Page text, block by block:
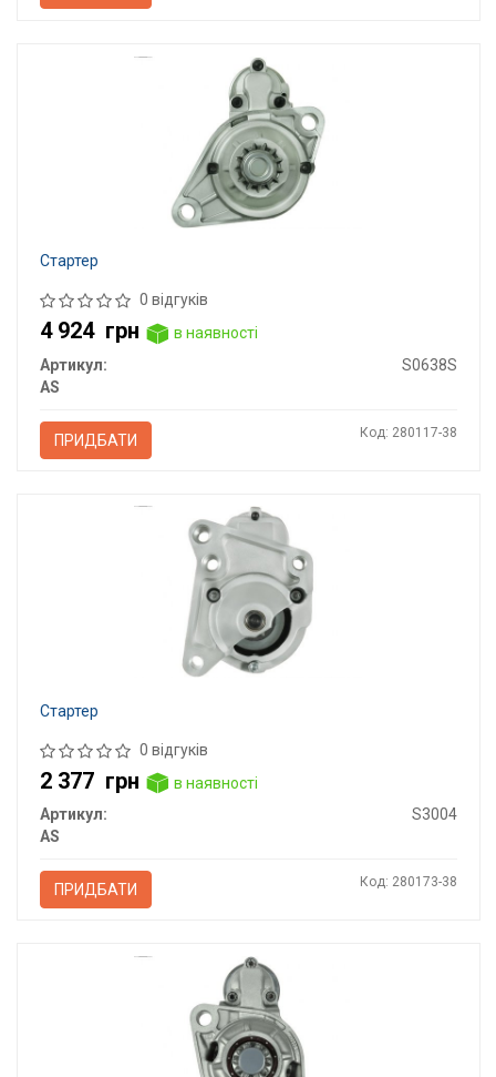
Стартер
0 відгуків
4 924 грн
в наявності
Артикул:
S0638S
AS
ПРИДБАТИ Код: 280117-38
Стартер
0 відгуків
2 377 грн
в наявності
Артикул:
S3004
AS
ПРИДБАТИ Код: 280173-38